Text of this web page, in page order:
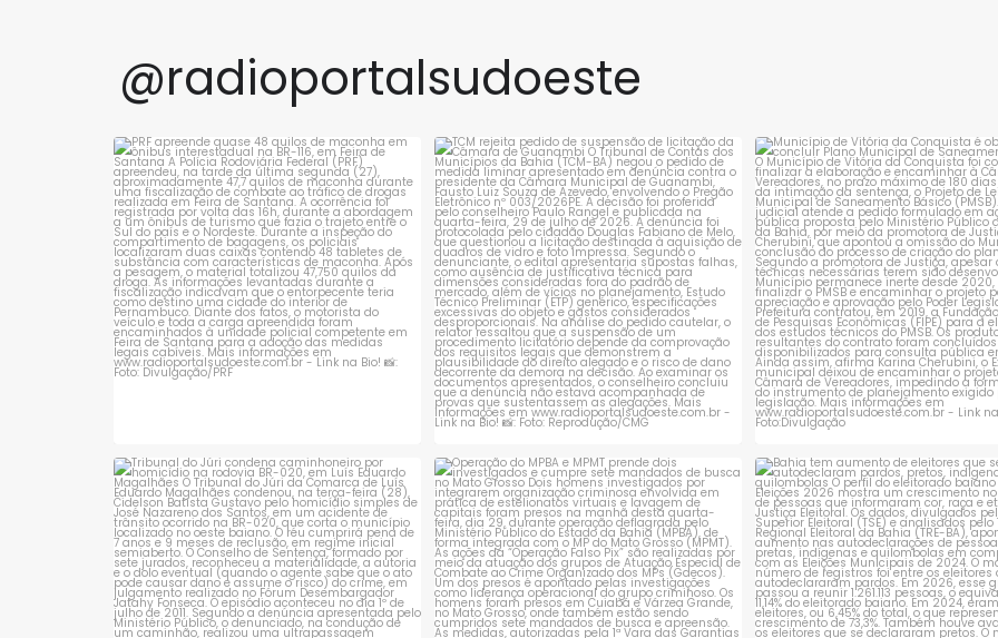
Municipal de Urandi com um
quadro grave de
medicamento. A ocorrência
foi
provocou a morte de um
homem e deixou duas
no km
em xeque a escolha dos
@radioportalsudoeste
PRF apreende quase 48 quilos de maconha
em ônibus...
1 0
TCM rejeita pedido de suspensão de
licitação da...
1 0
Município de Vitória da
obrigado a...
1 0
Tribunal do Júri condena caminhoneiro
por...
1 0
Operação do MPBA e MPMT prende dois
investigados e...
1 0
Bahia tem aumento de eleitores
autodeclaram...
1 0